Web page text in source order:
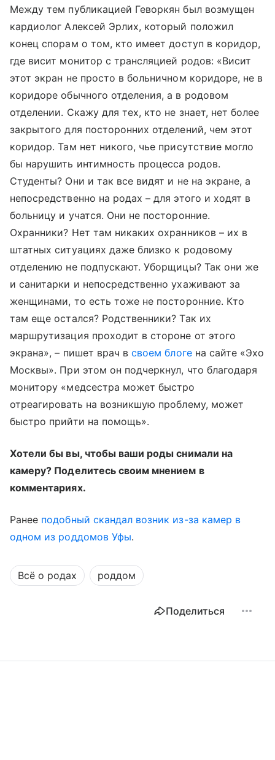
Между тем публикацией Геворкян был возмущен
кардиолог Алексей Эрлих, который положил
конец спорам о том, кто имеет доступ в коридор,
где висит монитор с трансляцией родов: «Висит
этот экран не просто в больничном коридоре, не в
коридоре обычного отделения, а в родовом
отделении. Скажу для тех, кто не знает, нет более
закрытого для посторонних отделений, чем этот
коридор. Там нет никого, чье присутствие могло
бы нарушить интимность процесса родов.
Студенты? Они и так все видят и не на экране, а
непосредственно на родах – для этого и ходят в
больницу и учатся. Они не посторонние.
Охранники? Нет там никаких охранников – их в
штатных ситуациях даже близко к родовому
отделению не подпускают. Уборщицы? Так они же
и санитарки и непосредственно ухаживают за
женщинами, то есть тоже не посторонние. Кто
там еще остался? Родственники? Так их
маршрутизация проходит в стороне от этого
экрана», – пишет врач всвоем блогена сайте «Эхо
Москвы». При этом он подчеркнул, что благодаря
монитору «медсестра может быстро
отреагировать на возникшую проблему, может
быстро прийти на помощь».
Хотели бы вы, чтобы ваши роды снимали на
камеру? Поделитесь своим мнением в
комментариях.
Ранее подобный скандал возник из-за камер в
одном из роддомов Уфы.
Всё о родах роддом
Поделиться